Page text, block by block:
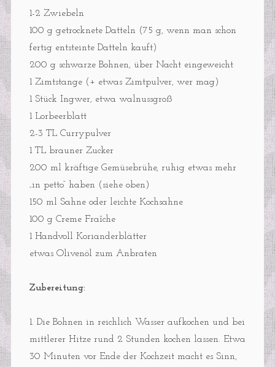
1-2 Zwiebeln
100 g getrocknete Datteln (75 g, wenn man schon
fertig entsteinte Datteln kauft)
200 g schwarze Bohnen, über Nacht eingeweicht
1 Zimtstange (+ etwas Zimtpulver, wer mag)
1 Stück Ingwer, etwa walnussgroß
1 Lorbeerblatt
2-3 TL Currypulver
1 TL brauner Zucker
200 ml kräftige Gemüsebrühe, ruhig etwas mehr
„in petto“ haben (siehe oben)
150 ml Sahne oder leichte Kochsahne
100 g Creme Fraîche
1 Handvoll Korianderblätter
etwas Olivenöl zum Anbraten
Zubereitung:
1. Die Bohnen in reichlich Wasser aufkochen und bei
mittlerer Hitze rund 2 Stunden kochen lassen. Etwa
30 Minuten vor Ende der Kochzeit macht es Sinn,